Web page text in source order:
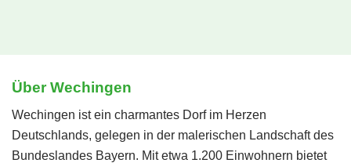
Über Wechingen
Wechingen ist ein charmantes Dorf im Herzen
Deutschlands, gelegen in der malerischen Landschaft des
Bundeslandes Bayern. Mit etwa 1.200 Einwohnern bietet